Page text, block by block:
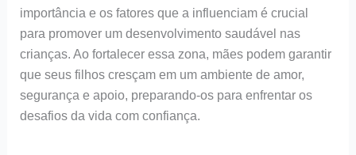
importância e os fatores que a influenciam é crucial
para promover um desenvolvimento saudável nas
crianças. Ao fortalecer essa zona, mães podem garantir
que seus filhos cresçam em um ambiente de amor,
segurança e apoio, preparando-os para enfrentar os
desafios da vida com confiança.